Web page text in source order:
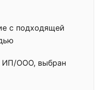
с подходящей
ИП/ООО, выбран